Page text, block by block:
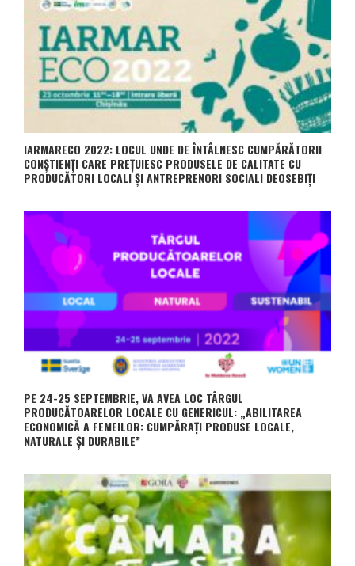
IARMARECO 2022: LOCUL UNDE DE ÎNTÂLNESC CUMPĂRĂTORII
CONŞTIENŢI CARE PREȚUIESC PRODUSELE DE CALITATE CU
PRODUCĂTORI LOCALI ȘI ANTREPRENORI SOCIALI DEOSEBIȚI
PE 24-25 SEPTEMBRIE, VA AVEA LOC TÂRGUL
PRODUCĂTOARELOR LOCALE CU GENERICUL: „ABILITAREA
ECONOMICĂ A FEMEILOR: CUMPĂRAȚI PRODUSE LOCALE,
NATURALE ȘI DURABILE”